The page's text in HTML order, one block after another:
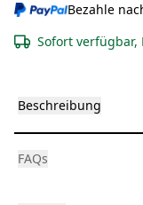
Bezahle
Sofort verfügbar,
Beschreibung
FAQs